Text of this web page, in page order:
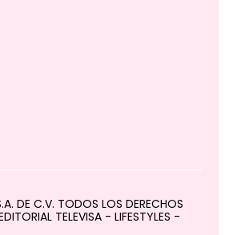
DE C.V. TODOS LOS DERECHOS
TELEVISA - LIFESTYLES -